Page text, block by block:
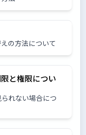
の方法について
と権限につい
れない場合につ